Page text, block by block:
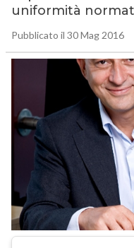
uniformità
Pubblicato il 30 Mag 2016